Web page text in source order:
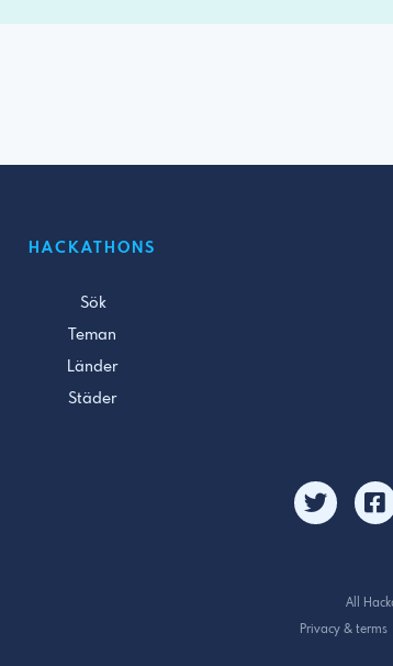
HACKATHONS
Sök
Teman
Länder
Städer
All
Privacy & terms